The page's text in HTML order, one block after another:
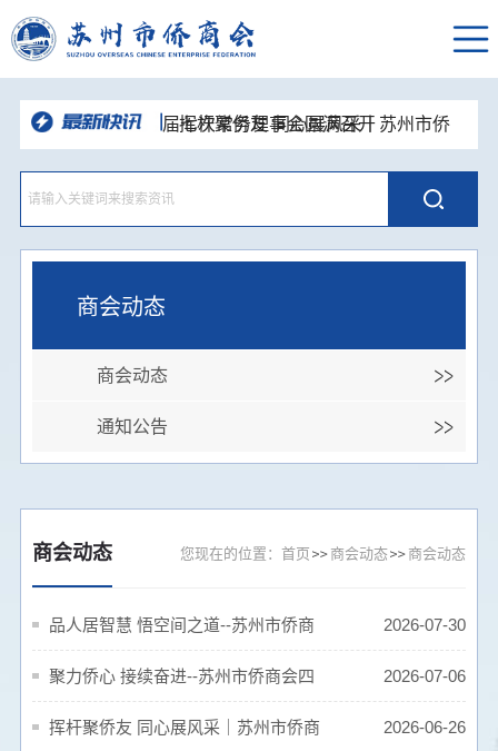
挥杆聚侨友 同心展风采｜苏州市侨
商会高尔夫球队“达梦杯”高球联谊赛圆
满举办
“和声咏华章·同心向未来”苏州统一战
线主题歌会举办 市侨商会登台唱响侨
心颂姑苏
深耕走访凝合力，资源互通促发展—
苏州市侨商会走进新晋理事单位开展企
业走访交流活动
党建引领侨校联动 携手共话发展新
篇—苏州市侨商会走进东南大学苏州校
区开展主题党日活动
品人居智慧 悟空间之道--苏州市侨商
会人居环境与空间布局国学沙龙顺利举
聚力侨心 接续奋进--苏州市侨商会四
商会动态
商会动态
通知公告
商会动态 您现在的位置：首页 商会动态 商会动态
品人居智慧 悟空间之道--苏州市侨商
会人居环境与空间布局国学沙龙顺利举
办
2026-07-30
聚力侨心 接续奋进--苏州市侨商会四
届七次常务理事会圆满召开
2026-07-06
挥杆聚侨友 同心展风采｜苏州市侨商 2026-06-26